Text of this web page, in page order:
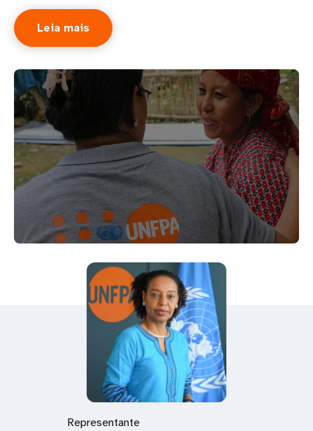
Leia mais
Representante